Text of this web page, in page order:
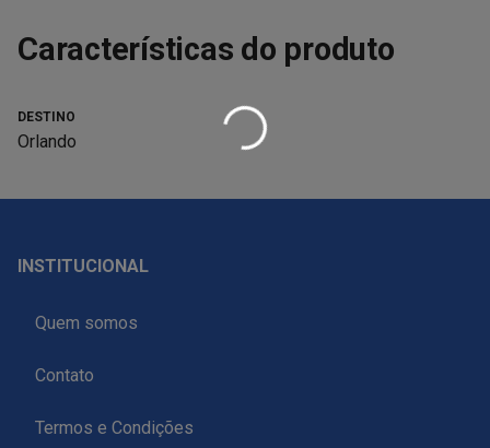
Características do produto
DESTINO
Orlando
INSTITUCIONAL
Quem somos
Contato
Termos e Condições